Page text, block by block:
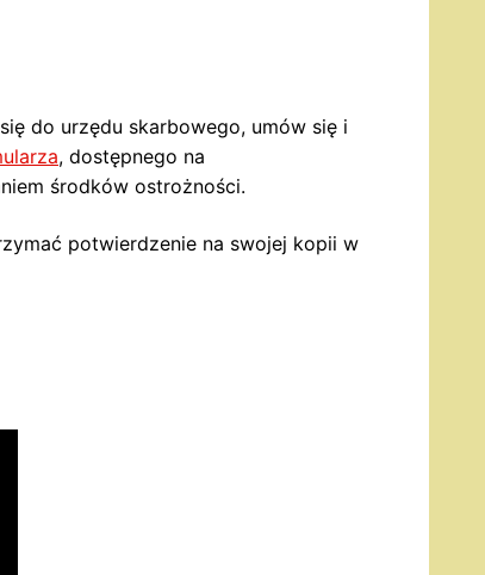
do urzędu skarbowego, umów się i
, dostępnego na
środków ostrożności.
potwierdzenie na swojej kopii w